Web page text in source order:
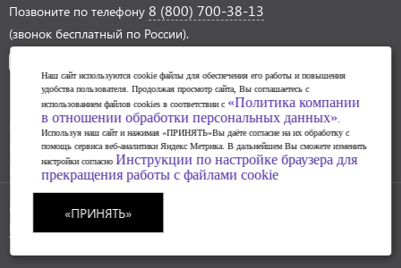
Позвоните по телефону 8 (800) 700-38-13
(звонок бесплатный по России).
Политика обработки персональных данных
Инструкции по настройке браузера для прекращения
работы с файлами cookie
© 2004-2026 SAHAR art lab
Наш сайт используются cookie файлы для обеспечения его работы и повышения
удобства пользователя. Продолжая просмотр сайта, Вы соглашаетесь с
использованием файлов cookies в соответствии с «Политика компании
в отношении обработки персональных данных»
Используя наш сайт и нажимая «ПРИНЯТЬ»Вы даёте согласие на их обработку с
помощь сервиса веб-аналитики Яндекс Метрика. В дальнейшем Вы сможете изменить
настройки согласно Инструкции по настройке браузера для
прекращения работы с файлами cookie
«ПРИНЯТЬ»